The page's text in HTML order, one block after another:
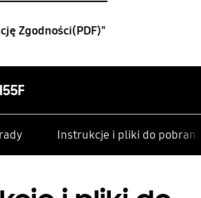
Zgodności(PDF)"
Instrukcje i pliki do